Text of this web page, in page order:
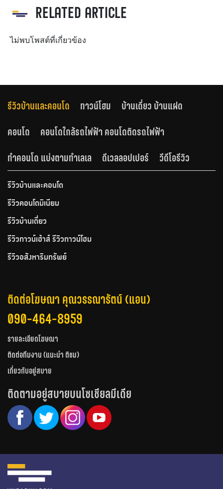
RELATED ARTICLE
ไม่พบโพสต์ที่เกี่ยวข้อง
รีวิวบ้านและคอนโด ทาวน์โฮม
บ้านเดี่ยว บ้านแฝด
คอนโด
คอนโดใกล้รถไฟฟ้า คอนโดติดรถไฟฟ้า
ทำคอนโด แบ่งตามทำเลเล
ดีเวลลอปเปอร์ วีดีโอรีวิว
รีวิวบ้านและคอนโด
รีวิวคอนโดมิเนียม
รีวิวบ้านเดี่ยว
รีวิวทาวน์เฮ้าส์ รีวิวทาวน์โฮม
รีวิวอสังหาริมทรัพย์
ติดต่อโฆษณา คุณวรรณารัตน์ (แอน)
090-464-8959
รายละเอียดโฆษณา
ติดต่อทีมงาน (แนะนำ ติชม)
เกี่ยวกับอยู่สบาย
ติดตามอยู่สบายบนโซเชียลมีเดีย